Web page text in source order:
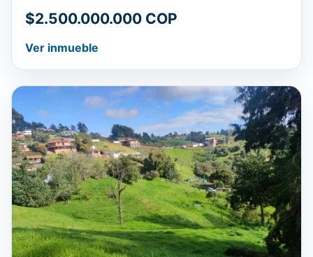
$2.500.000.000 COP
Ver inmueble